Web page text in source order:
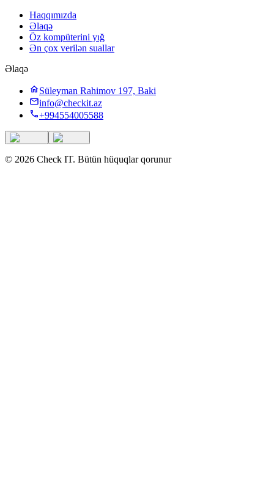
Haqqımızda
Əlaqə
Öz kompüterini yığ
Ən çox verilən suallar
Əlaqə
Süleyman Rahimov 197, Baki
info@checkit.az
+994554005588
© 2026 Check IT. Bütün hüquqlar qorunur